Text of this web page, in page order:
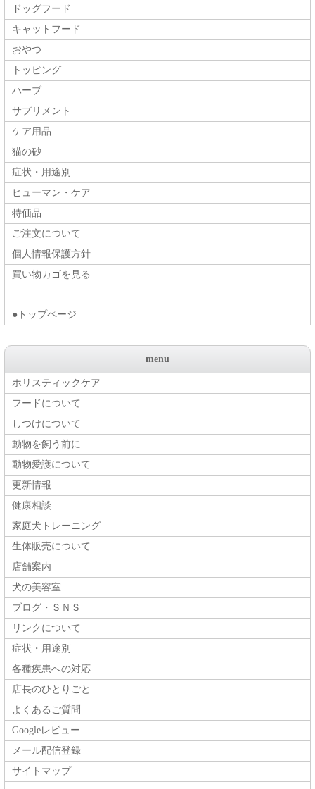
ドッグフード
キャットフード
おやつ
トッピング
ハーブ
サプリメント
ケア用品
猫の砂
症状・用途別
ヒューマン・ケア
特価品
ご注文について
個人情報保護方針
買い物カゴを見る
●トップページ
menu
ホリスティックケア
フードについて
しつけについて
動物を飼う前に
動物愛護について
更新情報
健康相談
家庭犬トレーニング
生体販売について
店舗案内
犬の美容室
ブログ・ＳＮＳ
リンクについて
症状・用途別
各種疾患への対応
店長のひとりごと
よくあるご質問
Googleレビュー
メール配信登録
サイトマップ